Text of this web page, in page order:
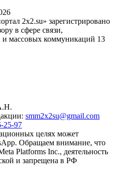
2x2.su» зарегистрировано
в сфере связи,
массовых коммуникаций 13
smm2x2su@gmail.com
25-97
целях может
Обращаем внимание, что
Platforms Inc., деятельность
и запрещена в РФ